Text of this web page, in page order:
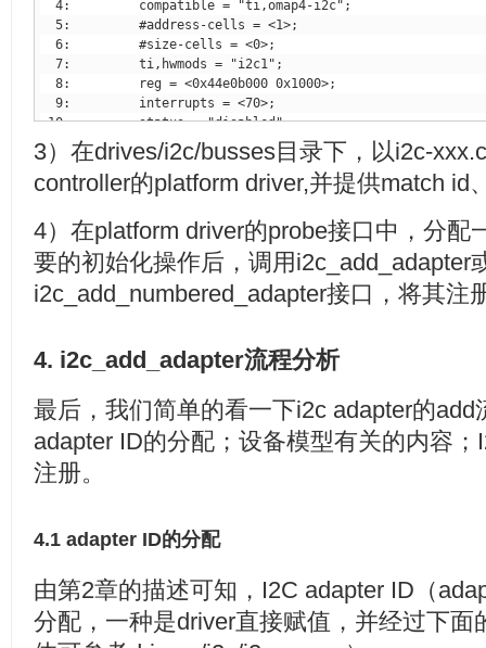
3）在drives/i2c/busses目录下，以i2c-
controller的platform driver,并提供match id
4）在platform driver的probe接口中，分配
要的初始化操作后，调用i2c_add_adapter
i2c_add_numbered_adapter接口，将其注
4. i2c_add_adapter流程分析
最后，我们简单的看一下i2c adapter的
adapter ID的分配；设备模型有关的内容
注册。
4.1 adapter ID的分配
由第2章的描述可知，I2C adapter ID（
分配，一种是driver直接赋值，并经过下面